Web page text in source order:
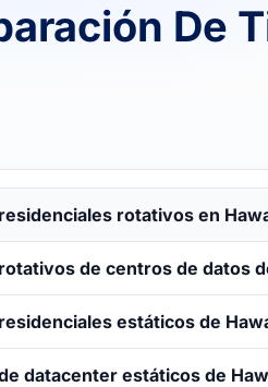
De
rotativos en
de centros de datos
estáticos de
datacenter estáticos de